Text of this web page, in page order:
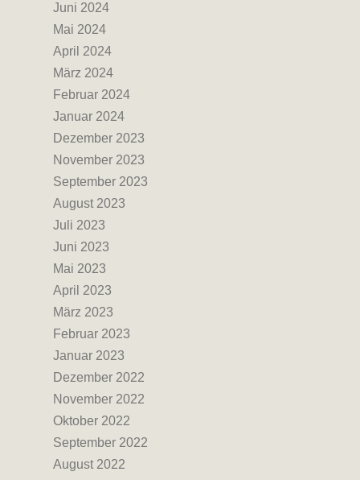
Juni 2024
Mai 2024
April 2024
März 2024
Februar 2024
Januar 2024
Dezember 2023
November 2023
September 2023
August 2023
Juli 2023
Juni 2023
Mai 2023
April 2023
März 2023
Februar 2023
Januar 2023
Dezember 2022
November 2022
Oktober 2022
September 2022
August 2022